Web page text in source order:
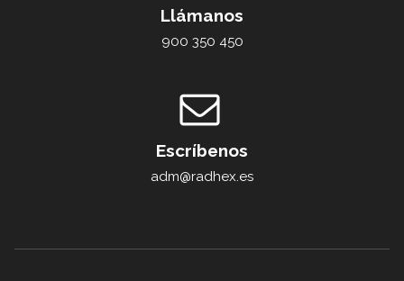
Llámanos
900 350 450
Escríbenos
adm@radhex.es